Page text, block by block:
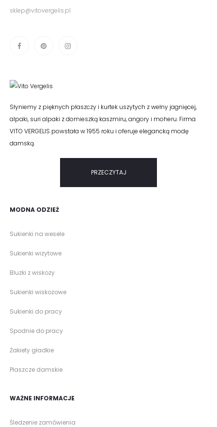
sklep@vitovergelis.pl
Słyniemy z pięknych płaszczy i kurtek uszytych z wełny jagnięcej,
alpaki, suri alpaki z domieszką kaszmiru, angory i moheru. Firma
VITO VERGELIS powstała w 1955 roku i oferuje elegancką modę
damską.
PRZECZYTAJ
MODNA ODZIEŻ
Sukienki na wesele
Sukienki wizytowe
Bluzki z wiskozy
Sukienki wiskozowe
Sukienki do pracy
Spodnie do pracy
Żakiety gładkie
Płaszcze damskie
WAŻNE INFORMACJE
Śledzenie zamówienia